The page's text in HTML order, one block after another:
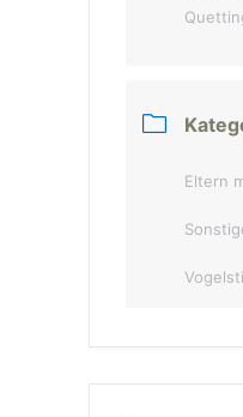
Eltern